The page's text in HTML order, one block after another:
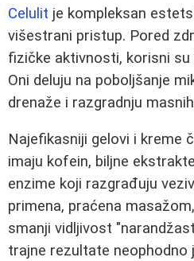
Celulit je kompleksan
višestrani pristup. Pored
fizičke aktivnosti, korisni
Oni deluju na poboljšanje
drenaže i razgradnju
Najefikasniji gelovi i kreme
imaju kofein, biljne
enzime koji razgrađuju
primena, praćena
smanji vidljivost
trajne rezultate neophodno